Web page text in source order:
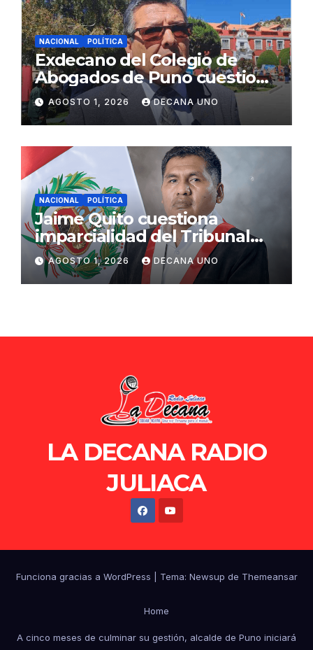
NACIONAL POLÍTICA
Exdecano del Colegio de
Abogados de Puno cuestiona
propuestas sobre seguridad
ciudadana
AGOSTO 1, 2026 DECANA UNO
NACIONAL POLÍTICA
Jaime Quito cuestiona
imparcialidad del Tribunal
Constitucional tras liberación
de Ollanta Humala
AGOSTO 1, 2026 DECANA UNO
LA DECANA RADIO
JULIACA
Funciona gracias a WordPress Tema: Newsup de Themeansar
Home
A cinco meses de culminar su gestión, alcalde de Puno iniciará